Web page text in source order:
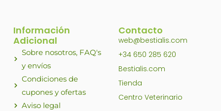
Información
Adicional
Sobre nosotros, FAQ's
y envíos
Condiciones de
cupones y ofertas
Aviso legal
Contacto
web@bestialis.com
+34 650 285 620
Bestialis.com
Tienda
Centro Veterinario